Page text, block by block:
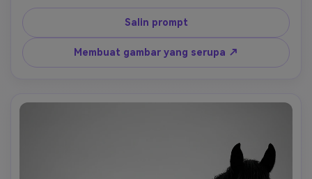
narasi kekuatan minimalis dan modern.
Salin prompt
Membuat gambar yang serupa ↗